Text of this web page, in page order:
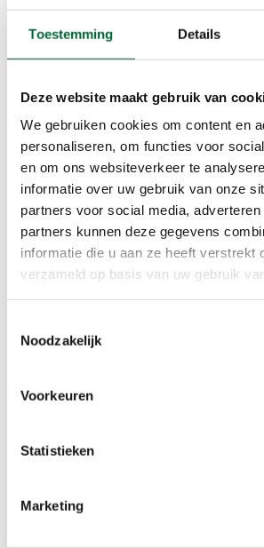
Toestemming Details
Deze website maakt gebruik van
We gebruiken cookies om content en
personaliseren, om functies voor
en om ons websiteverkeer te
informatie over uw gebruik van onze
partners voor social media,
partners kunnen deze gegevens
informatie die u aan ze heeft verstrekt
verzameld op basis van uw gebruik
Noodzakelijk
Voorkeuren
Statistieken
Marketing
december
Startdatum
Dinsdag 29 december 2026
19:00
Conditie / Sportief